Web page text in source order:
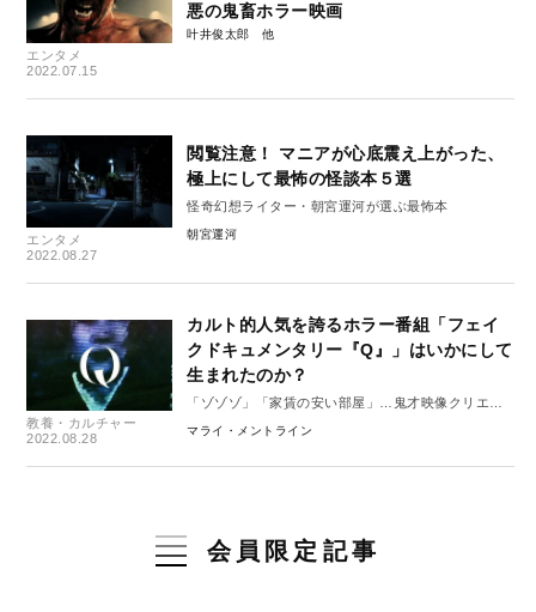
エンタメ
2022.07.15
悪の鬼畜ホラー映画
叶井俊太郎
エンタメ
2022.08.27
閲覧注意！ マニアが心底震え上がった、
極上にして最怖の怪談本５選
怪奇幻想ライター・朝宮運河が選ぶ最怖本
朝宮運河
教養・カルチャー
2022.08.28
カルト的人気を誇るホラー番組「フェイ
クドキュメンタリー『Q』」はいかにして
生まれたのか？
「ゾゾゾ」「家賃の安い部屋」…鬼才映像クリエイ
ター・皆口大地インタビュー
マライ・メントライン
会員限定記事